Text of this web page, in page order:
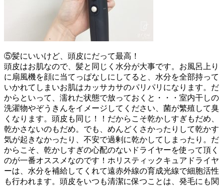
⑤髪にいいけど、頭皮にだって最高！
頭皮はお肌なので、髪と同じく水分が大事です。お風呂上り
に扇風機を顔に当てっぱなしにしてると、水分を全部持って
いかれてしまいお肌はカッサカサのパリパリになります。だ
からといって、濡れた状態で放っておくと・・・室内干しの
洗濯物やぞうきんをイメージしてください、菌が繁殖して臭
くなります。頭皮も同じ！！だからこそ乾かしすぎもだめ、
乾かさないのもだめ。でも、めんどくさかったりして乾かす
気が起きなかったり、不安で過剰に乾かしてしまったり。だ
からこそ、乾かしすぎの心配のないドライヤーを使って頂く
のが一番オススメなのです！ホリスティックキュアドライヤ
ーは、水分を補給してくれて遠赤外線の育成光線で細胞活性
も行われます。頭皮をいつも清潔に保つことは、発毛にも関